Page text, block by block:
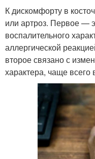
К дискомфорту в
или артроз. Первое —
воспалительного
аллергической
второе связано с
характера, чаще всего